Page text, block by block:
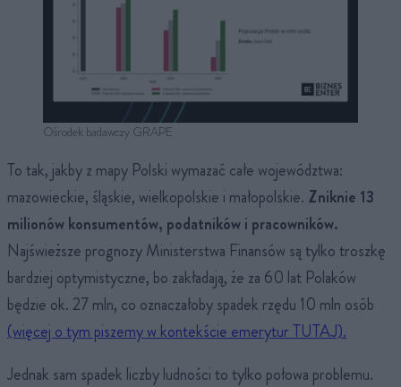
Ośrodek badawczy GRAPE
To tak, jakby z mapy Polski wymazać całe województwa:
mazowieckie, śląskie, wielkopolskie i małopolskie. Zniknie 13
milionów konsumentów, podatników i pracowników.
Najświeższe prognozy Ministerstwa Finansów są tylko troszkę
bardziej optymistyczne, bo zakładają, że za 60 lat Polaków
będzie ok. 27 mln, co oznaczałoby spadek rzędu 10 mln osób
(więcej o tym piszemy w kontekście emerytur TUTAJ).
Jednak sam spadek liczby ludności to tylko połowa problemu.